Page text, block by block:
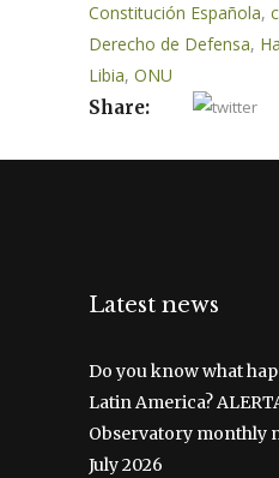
Constitución Española,
Derecho de Defensa,
Libia, ONU
Share:
Latest news
Do you know what
Latin America?
Observatory monthly
July 2026